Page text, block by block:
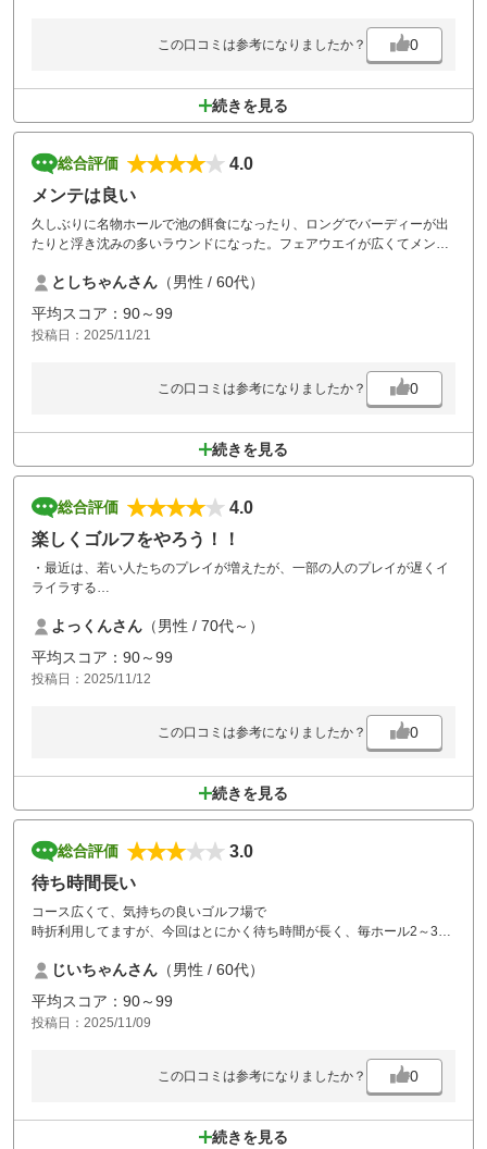
この口コミは参考になりましたか？ 0
続きを見る
総合評価
4.0
メンテは良い
久しぶりに名物ホールで池の餌食になったり、ロングでバーディーが出
たりと浮き沈みの多いラウンドになった。フェアウエイが広くてメンテ
としちゃんさん （男性 / 60代）
平均スコア：90～99
投稿日：2025/11/21
この口コミは参考になりましたか？ 0
続きを見る
総合評価
4.0
楽しくゴルフをやろう！！
・最近は、若い人たちのプレイが増えたが、一部の人のプレイが遅くイ
ライラする
ている
もっと最低限のマナー教育を勉強して欲しい
よっくんさん （男性 / 70代～）
平均スコア：90～99
投稿日：2025/11/12
この口コミは参考になりましたか？ 0
続きを見る
総合評価
3.0
待ち時間長い
コース広くて、気持ちの良いゴルフ場で
時折利用してますが、今回はとにかく待ち時間が長く、毎ホール2～3台
後半は3時間以上かかり日没にかかり、風呂にも入らないで帰宅。
少し詰め込み過ぎではないでしょうか。
じいちゃんさん （男性 / 60代）
平均スコア：90～99
投稿日：2025/11/09
この口コミは参考になりましたか？ 0
続きを見る